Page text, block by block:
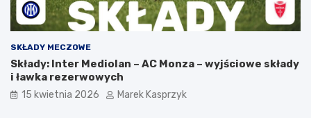
SKŁADY MECZOWE
Składy: Inter Mediolan – AC Monza – wyjściowe składy
i ławka rezerwowych
15 kwietnia 2026 Marek Kasprzyk